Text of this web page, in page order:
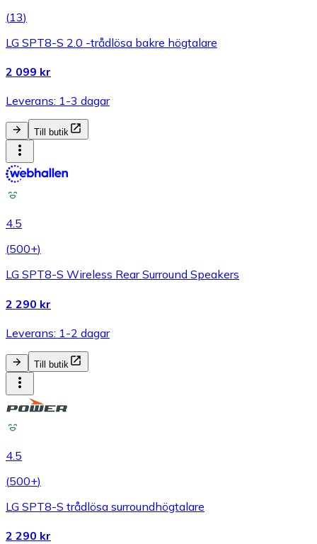
(13)
LG SPT8-S 2.0 -trådlösa bakre högtalare
2 099 kr
Leverans: 1-3 dagar
Till butik
4.5
(500+)
LG SPT8-S Wireless Rear Surround Speakers
2 290 kr
Leverans: 1-2 dagar
Till butik
4.5
(500+)
LG SPT8-S trådlösa surroundhögtalare
2 290 kr